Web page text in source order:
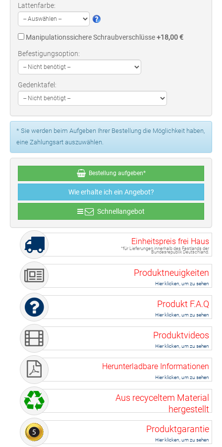
Bestellung aufgeben*
Wie erhalte ich ein Angebot?
Schnellangebot
* Sie werden beim Aufgeben Ihrer Bestellung die Möglichkeit haben,
eine Zahlungsart auszuwählen.
Lattenfarbe:
Manipulationssichere Schraubverschlüsse+18,00 €
Befestigungsoption:
Gedenktafel:
Einheitspreis frei Haus
*für Lieferungen innerhalb des Festlands der
Bundesrepublik Deutschland.
Produktneuigkeiten
Hier klicken, um zu sehen
Produkt F.A.Q
Hier klicken, um zu sehen
Produktvideos
Hier klicken, um zu sehen
Herunterladbare Informationen
Hier klicken, um zu sehen
Aus recyceltem Material
hergestellt
Produktgarantie
Hier klicken, um zu sehen